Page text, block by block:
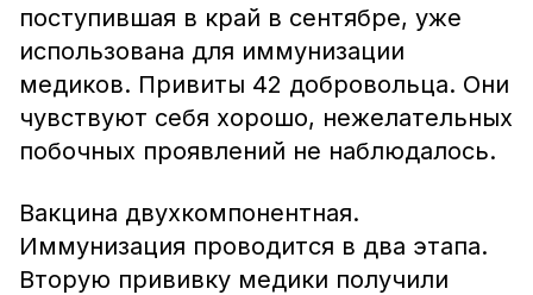
поступившая в край в сентябре, уже
использована для иммунизации
медиков. Привиты 42 добровольца. Они
чувствуют себя хорошо, нежелательных
побочных проявлений не наблюдалось.
Вакцина двухкомпонентная.
Иммунизация проводится в два этапа.
Вторую прививку медики получили